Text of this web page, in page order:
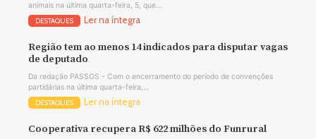
animais na última quarta-feira, 5, que...
DESTAQUES Ler na íntegra
Região tem ao menos 14 indicados para disputar vagas
de deputado
Da redação PASSOS - Com o encerramento do período de convenções
partidárias na última quarta-feira,...
DESTAQUES Ler na íntegra
Cooperativa recupera R$ 622 milhões do Funrural